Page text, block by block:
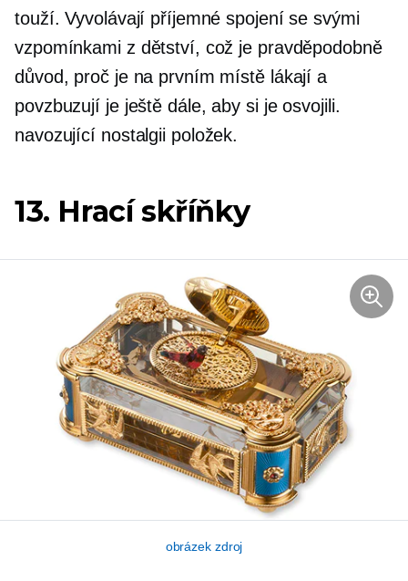
touží. Vyvolávají příjemné spojení se svými
vzpomínkami z dětství, což je pravděpodobně
důvod, proč je na prvním místě lákají a
povzbuzují je ještě dále, aby si je osvojili.
navozující nostalgii položek.
13. Hrací skříňky
obrázek zdroj